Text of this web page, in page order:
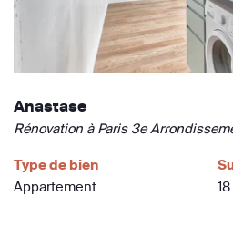
Anastase
Rénovation à Paris 3e
Type de bien
Appartement